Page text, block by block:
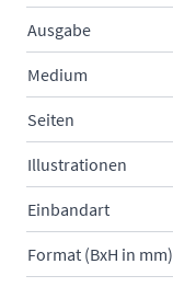
Ausgabe
Medium
Seiten
Illustrationen
Einbandart
Format (BxH in mm)